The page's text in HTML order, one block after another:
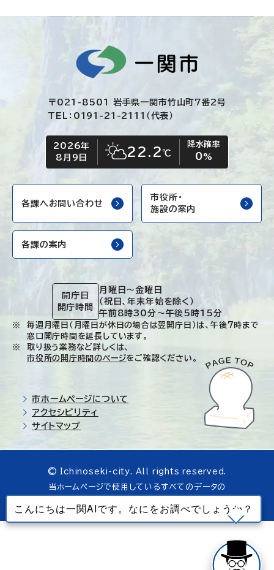
〒021-8501 岩手県一関市竹山町7番2号
TEL：0191-21-2111（代表）
今日の日付
2026年
8月9日
今日の天気
晴れ時々くもり
22.2℃
降水確率
0%
各課へお問い合わせ
市役所・
施設の案内
各課の案内
開庁日
開庁時間
月曜日～金曜日
（祝日、年末年始を除く）
午前8時30分～午後5時15分
毎週月曜日（月曜日が休日の場合は翌開庁日）は、午後7時まで
窓口開庁時間を延長しています。
取り扱う業務など詳しくは、
市役所の開庁時間のページをご確認ください。
市ホームページについて
アクセシビリティ
サイトマップ
© Ichinoseki-city. All rights reserved.
当ホームページで使用しているすべてのデータの